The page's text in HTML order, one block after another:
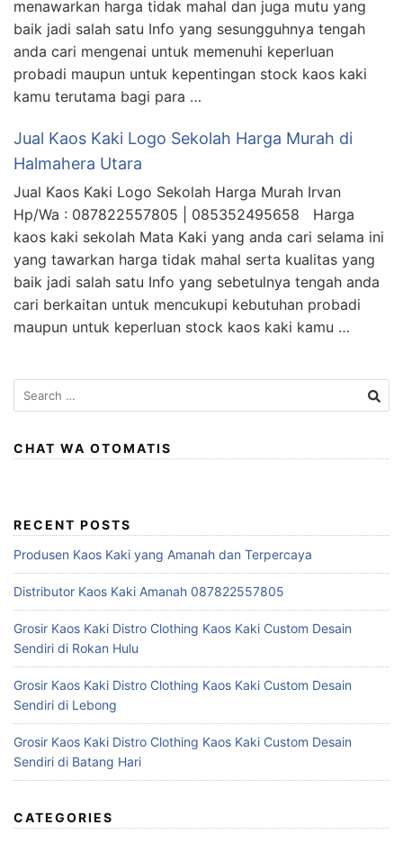
menawarkan harga tidak mahal dan juga mutu yang
baik jadi salah satu Info yang sesungguhnya tengah
anda cari mengenai untuk memenuhi keperluan
probadi maupun untuk kepentingan stock kaos kaki
kamu terutama bagi para …
Jual Kaos Kaki Logo Sekolah Harga Murah di
Halmahera Utara
Jual Kaos Kaki Logo Sekolah Harga Murah Irvan
Hp/Wa : 087822557805 | 085352495658 Harga
kaos kaki sekolah Mata Kaki yang anda cari selama ini
yang tawarkan harga tidak mahal serta kualitas yang
baik jadi salah satu Info yang sebetulnya tengah anda
cari berkaitan untuk mencukupi kebutuhan probadi
maupun untuk keperluan stock kaos kaki kamu …
Search
for:
CHAT WA OTOMATIS
RECENT POSTS
Produsen Kaos Kaki yang Amanah dan Terpercaya
Distributor Kaos Kaki Amanah 087822557805
Grosir Kaos Kaki Distro Clothing Kaos Kaki Custom Desain
Sendiri di Rokan Hulu
Grosir Kaos Kaki Distro Clothing Kaos Kaki Custom Desain
Sendiri di Lebong
Grosir Kaos Kaki Distro Clothing Kaos Kaki Custom Desain
Sendiri di Batang Hari
CATEGORIES